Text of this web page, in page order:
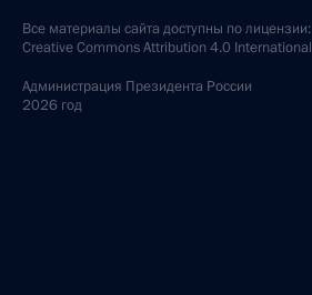
Все материалы сайта доступны по лицензии:
Creative Commons Attribution 4.0 International
Администрация Президента России
2026 год